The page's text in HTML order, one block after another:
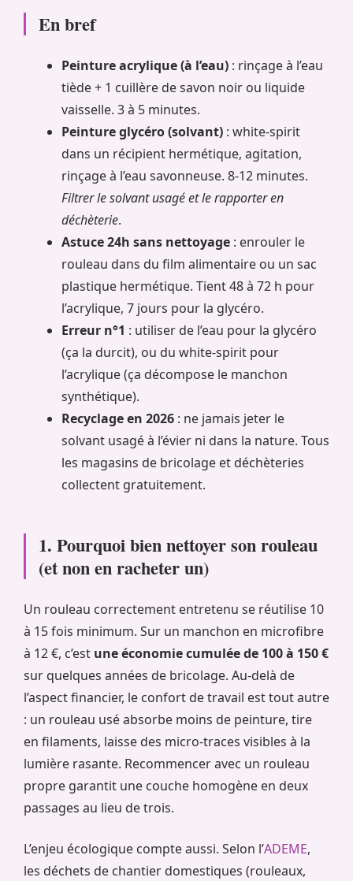
En bref
Peinture acrylique (à l’eau) : rinçage à l’eau
tiède + 1 cuillère de savon noir ou liquide
vaisselle. 3 à 5 minutes.
Peinture glycéro (solvant) : white-spirit
dans un récipient hermétique, agitation,
rinçage à l’eau savonneuse. 8-12 minutes.
Filtrer le solvant usagé et le rapporter en
déchèterie.
Astuce 24h sans nettoyage : enrouler le
rouleau dans du film alimentaire ou un sac
plastique hermétique. Tient 48 à 72 h pour
l’acrylique, 7 jours pour la glycéro.
Erreur n°1 : utiliser de l’eau pour la glycéro
(ça la durcit), ou du white-spirit pour
l’acrylique (ça décompose le manchon
synthétique).
Recyclage en 2026 : ne jamais jeter le
solvant usagé à l’évier ni dans la nature. Tous
les magasins de bricolage et déchèteries
collectent gratuitement.
1. Pourquoi bien nettoyer son rouleau
(et non en racheter un)
Un rouleau correctement entretenu se réutilise 10
à 15 fois minimum. Sur un manchon en microfibre
à 12 €, c’est une économie cumulée de 100 à 150 €
sur quelques années de bricolage. Au-delà de
l’aspect financier, le confort de travail est tout autre
: un rouleau usé absorbe moins de peinture, tire
en filaments, laisse des micro-traces visibles à la
lumière rasante. Recommencer avec un rouleau
propre garantit une couche homogène en deux
passages au lieu de trois.
L’enjeu écologique compte aussi. Selon l’ADEME,
les déchets de chantier domestiques (rouleaux,